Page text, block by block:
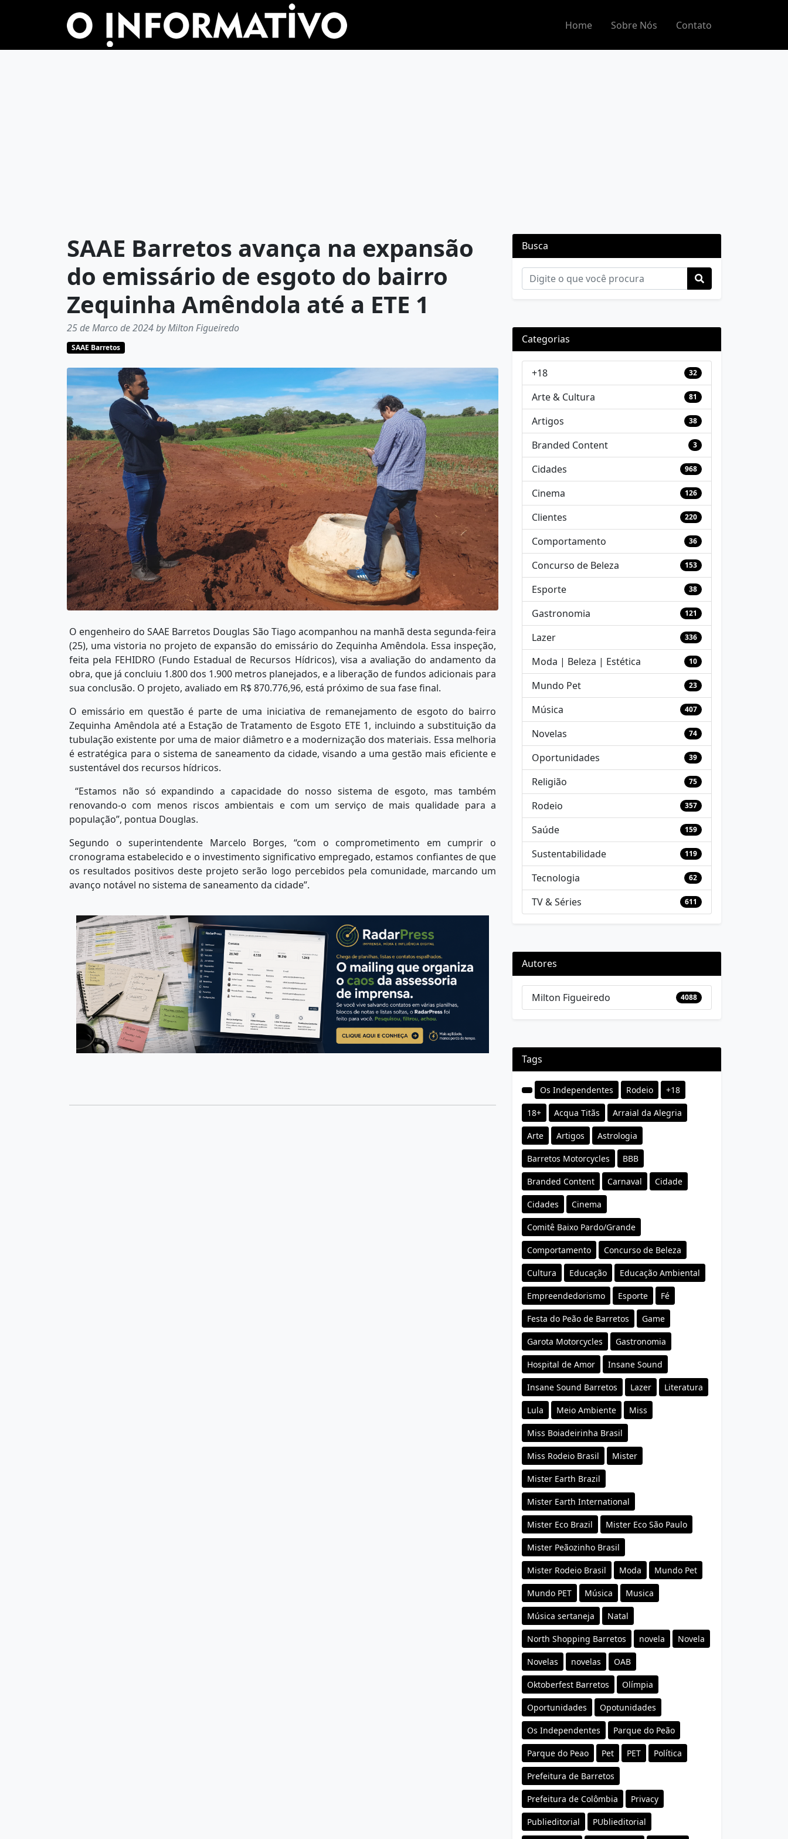
Home Sobre Nós Contato
SAAE Barretos avança na expansão
do emissário de esgoto do bairro
Zequinha Amêndola até a ETE 1
25 de Marco de 2024 by Milton Figueiredo
SAAE Barretos
O engenheiro do SAAE Barretos Douglas São Tiago acompanhou na manhã desta segunda-feira
(25), uma vistoria no projeto de expansão do emissário do Zequinha Amêndola. Essa inspeção,
feita pela FEHIDRO (Fundo Estadual de Recursos Hídricos), visa a avaliação do andamento da
obra, que já concluiu 1.800 dos 1.900 metros planejados, e a liberação de fundos adicionais para
sua conclusão. O projeto, avaliado em R$ 870.776,96, está próximo de sua fase final.
O emissário em questão é parte de uma iniciativa de remanejamento de esgoto do bairro
Zequinha Amêndola até a Estação de Tratamento de Esgoto ETE 1, incluindo a substituição da
tubulação existente por uma de maior diâmetro e a modernização dos materiais. Essa melhoria
é estratégica para o sistema de saneamento da cidade, visando a uma gestão mais eficiente e
sustentável dos recursos hídricos.
“Estamos não só expandindo a capacidade do nosso sistema de esgoto, mas também
renovando-o com menos riscos ambientais e com um serviço de mais qualidade para a
população”, pontua Douglas.
Segundo o superintendente Marcelo Borges, “com o comprometimento em cumprir o
cronograma estabelecido e o investimento significativo empregado, estamos confiantes de que
os resultados positivos deste projeto serão logo percebidos pela comunidade, marcando um
avanço notável no sistema de saneamento da cidade”.
Busca
Categorias
+18 32
Arte & Cultura 81
Artigos 38
Branded Content 3
Cidades 968
Cinema 126
Clientes 220
Comportamento 36
Concurso de Beleza 153
Esporte 38
Gastronomia 121
Lazer 336
Moda | Beleza | Estética 10
Mundo Pet 23
Música 407
Novelas 74
Oportunidades 39
Religião 75
Rodeio 357
Saúde 159
Sustentabilidade 119
Tecnologia 62
TV & Séries 611
Autores
Milton Figueiredo 4088
Tags
Os Independentes Rodeio +18
18+ Acqua Titãs Arraial da Alegria
Arte Artigos Astrologia
Barretos Motorcycles BBB
Branded Content Carnaval Cidade
Cidades Cinema
Comitê Baixo Pardo/Grande
Comportamento Concurso de Beleza
Cultura Educação Educação Ambiental
Empreendedorismo Esporte Fé
Festa do Peão de Barretos Game
Garota Motorcycles Gastronomia
Hospital de Amor Insane Sound
Insane Sound Barretos Lazer Literatura
Lula Meio Ambiente Miss
Miss Boiadeirinha Brasil
Miss Rodeio Brasil Mister
Mister Earth Brazil
Mister Earth International
Mister Eco Brazil Mister Eco São Paulo
Mister Peãozinho Brasil
Mister Rodeio Brasil Moda Mundo Pet
Mundo PET Música Musica
Música sertaneja Natal
North Shopping Barretos novela Novela
Novelas novelas OAB
Oktoberfest Barretos Olímpia
Oportunidades Opotunidades
Os Independentes Parque do Peão
Parque do Peao Pet PET Política
Prefeitura de Barretos
Prefeitura de Colômbia Privacy
Publieditorial PUblieditorial